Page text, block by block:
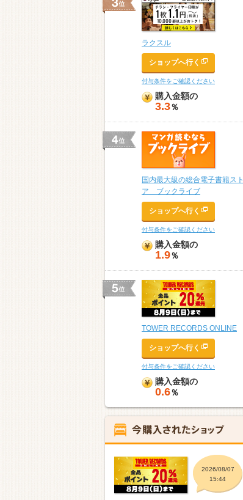
ラクスル
ショップへ行く
付与条件をご確認ください
購入金額の
3.3％
国内最大級の総合電子書籍スト
ア ブックライブ
ショップへ行く
付与条件をご確認ください
購入金額の
1.9％
TOWER RECORDS ONLINE
ショップへ行く
付与条件をご確認ください
購入金額の
0.6％
2026/08/07
15:44